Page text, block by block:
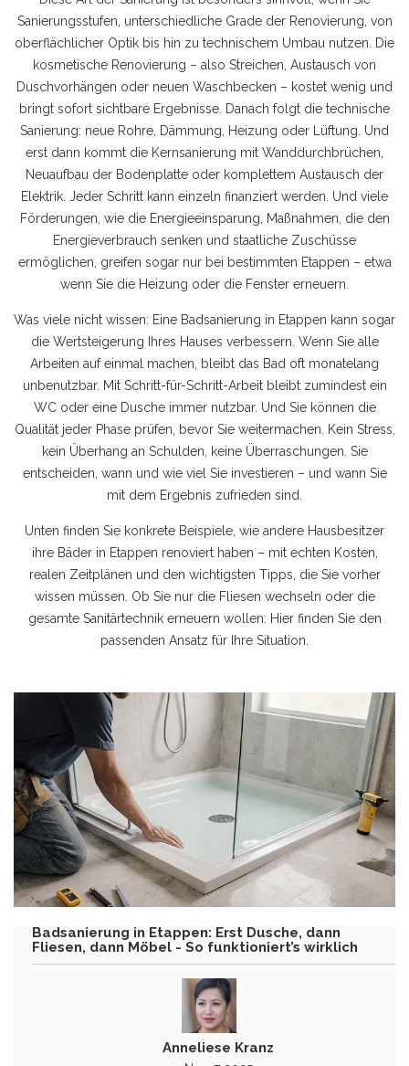
Sanierungsstufen unterschiedliche Grade der Renovierung, von
oberflächlicher Optik bis hin zu technischem Umbau nutzen. Die
kosmetische Renovierung – also Streichen, Austausch von
Duschvorhängen oder neuen Waschbecken – kostet wenig und
bringt sofort sichtbare Ergebnisse. Danach folgt die technische
Sanierung: neue Rohre, Dämmung, Heizung oder Lüftung. Und
erst dann kommt die Kernsanierung mit Wanddurchbrüchen,
Neuaufbau der Bodenplatte oder komplettem Austausch der
Elektrik. Jeder Schritt kann einzeln finanziert werden. Und viele
Förderungen, wie die Energieeinsparung
Maßnahmen, die den
Energieverbrauch senken und staatliche Zuschüsse
ermöglichen , greifen sogar nur bei bestimmten Etappen – etwa
wenn Sie die Heizung oder die Fenster erneuern.
Was viele nicht wissen: Eine Badsanierung in Etappen kann sogar
die Wertsteigerung Ihres Hauses verbessern. Wenn Sie alle
Arbeiten auf einmal machen, bleibt das Bad oft monatelang
unbenutzbar. Mit Schritt-für-Schritt-Arbeit bleibt zumindest ein
WC oder eine Dusche immer nutzbar. Und Sie können die
Qualität jeder Phase prüfen, bevor Sie weitermachen. Kein Stress,
kein Überhang an Schulden, keine Überraschungen. Sie
entscheiden, wann und wie viel Sie investieren – und wann Sie
mit dem Ergebnis zufrieden sind.
Unten finden Sie konkrete Beispiele, wie andere Hausbesitzer
ihre Bäder in Etappen renoviert haben – mit echten Kosten,
realen Zeitplänen und den wichtigsten Tipps, die Sie vorher
wissen müssen. Ob Sie nur die Fliesen wechseln oder die
gesamte Sanitärtechnik erneuern wollen: Hier finden Sie den
passenden Ansatz für Ihre Situation.
Badsanierung in Etappen: Erst Dusche, dann
Fliesen, dann Möbel - So funktioniert’s wirklich
Anneliese Kranz